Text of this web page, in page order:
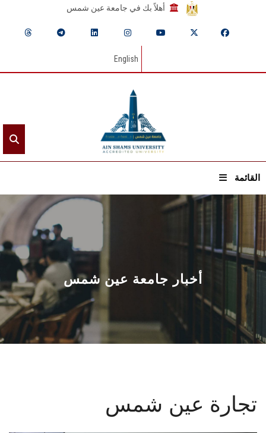
أهلاً بك في جامعة عين شمس
English
القائمة
الرئيسيـة
عن الجامعة
القطاعـات
الشئون الأكاديمية
البحث العلمي
أخبار جامعة عين شمس
تجارة عين شمس